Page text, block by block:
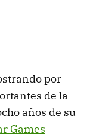
por
de la
años de su
Games